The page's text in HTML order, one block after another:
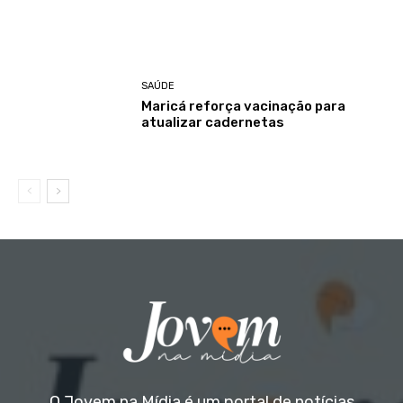
SAÚDE
Maricá reforça vacinação para
atualizar cadernetas